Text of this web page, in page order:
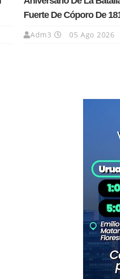
Fuerte De Cóporo De
Adm3 05 Ago 2026